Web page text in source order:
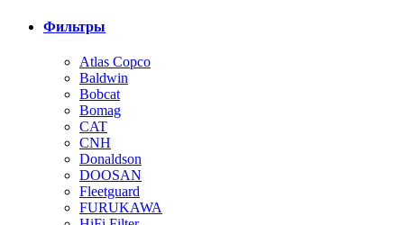
Фильтры
Atlas Copco
Baldwin
Bobcat
Bomag
CAT
CNH
Donaldson
DOOSAN
Fleetguard
FURUKAWA